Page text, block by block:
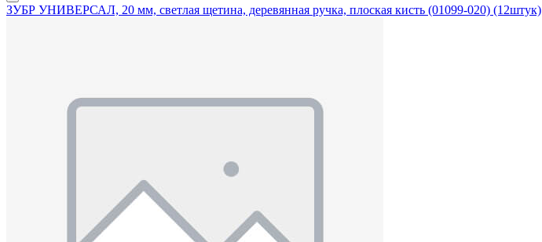
ЗУБР УНИВЕРСАЛ, 20 мм, светлая щетина, деревянная ручка, плоская кисть (01099-020) (12штук)